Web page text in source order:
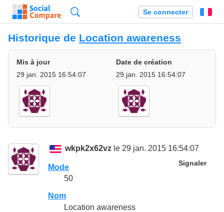
Se connecter
Historique de Location awareness
Mis à jour
29 jan. 2015 16:54:07
Date de création
29 jan. 2015 16:54:07
wkpk2x62vz le 29 jan. 2015 16:54:07
Signaler
Mode
50
Nom
Location awareness